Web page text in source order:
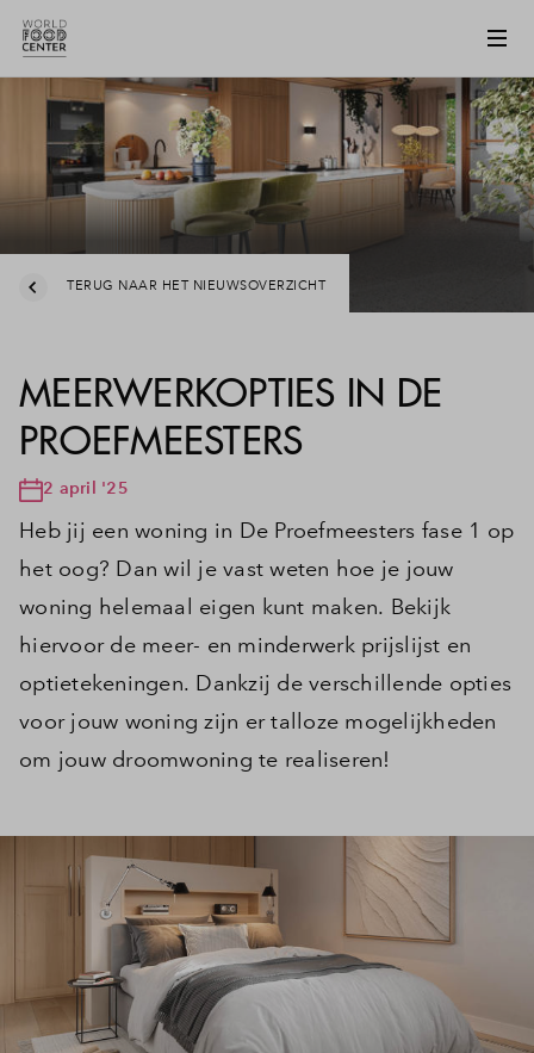
TERUG NAAR HET NIEUWSOVERZICHT
MEERWERKOPTIES IN DE
PROEFMEESTERS
2 april '25
Heb jij een woning in De Proefmeesters fase 1 op
het oog? Dan wil je vast weten hoe je jouw
woning helemaal eigen kunt maken. Bekijk
hiervoor de meer- en minderwerk prijslijst en
optietekeningen. Dankzij de verschillende opties
voor jouw woning zijn er talloze mogelijkheden
om jouw droomwoning te realiseren!